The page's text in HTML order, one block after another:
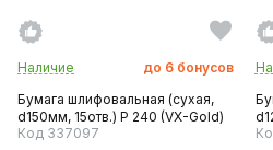
Наличие до 6 бонусов
Бумага шлифовальная (сухая,
d150мм, 15отв.) P 240 (VX-Gold)
Код 337097